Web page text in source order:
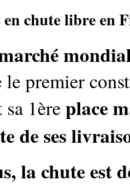
en chute libre en
le premier
1èreplace
de ses
la chute est